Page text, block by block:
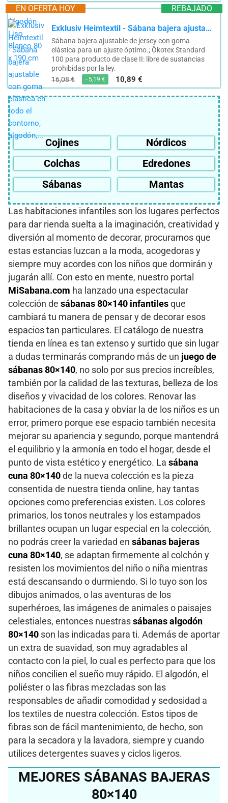
REBAJADO
EN OFERTA HOY
Exklusiv Heimtextil - Sábana bajera ajustable con goma elástica en todo el contorno, algodón,...
Sábana bajera ajustable de jersey con goma
elástica para un ajuste óptimo.; Ökotex Standard
100 para producto de clase II: libre de sustancias
prohibidas por la ley.
16,08 €
−5,19 € 10,89 €
Cojines
Nórdicos
Colchas
Edredones
Sábanas
Mantas
Las habitaciones infantiles son los lugares perfectos
para dar rienda suelta a la imaginación, creatividad y
diversión al momento de decorar, procuramos que
estas estancias luzcan a la moda, acogedoras y
siempre muy acordes con los niños que dormirán y
jugarán allí. Con esto en mente, nuestro portal
MiSabana.com ha lanzado una espectacular
colección de sábanas 80×140 infantiles que
cambiará tu manera de pensar y de decorar esos
espacios tan particulares. El catálogo de nuestra
tienda en línea es tan extenso y surtido que sin lugar
a dudas terminarás comprando más de un juego de
sábanas 80×140, no solo por sus precios increíbles,
también por la calidad de las texturas, belleza de los
diseños y vivacidad de los colores. Renovar las
habitaciones de la casa y obviar la de los niños es un
error, primero porque ese espacio también necesita
mejorar su apariencia y segundo, porque mantendrá
el equilibrio y la armonía en todo el hogar, desde el
punto de vista estético y energético. La sábana
cuna 80×140 de la nueva colección es la pieza
consentida de nuestra tienda online, hay tantas
opciones como preferencias existen. Los colores
primarios, los tonos neutrales y los estampados
brillantes ocupan un lugar especial en la colección,
no podrás creer la variedad en sábanas bajeras
cuna 80×140, se adaptan firmemente al colchón y
resisten los movimientos del niño o niña mientras
está descansando o durmiendo. Si lo tuyo son los
dibujos animados, o las aventuras de los
superhéroes, las imágenes de animales o paisajes
celestiales, entonces nuestras sábanas algodón
80×140 son las indicadas para ti. Además de aportar
un extra de suavidad, son muy agradables al
contacto con la piel, lo cual es perfecto para que los
niños concilien el sueño muy rápido. El algodón, el
poliéster o las fibras mezcladas son las
responsables de añadir comodidad y sedosidad a
los textiles de nuestra colección. Estos tipos de
fibras son de fácil mantenimiento, de hecho, son
para la secadora y la lavadora, siempre y cuando
utilices detergentes suaves y ciclos ligeros.
MEJORES SÁBANAS BAJERAS
80×140